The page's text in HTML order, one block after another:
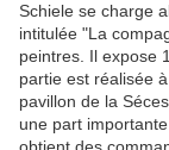
Schiele se charge
intitulée "La
peintres. Il expose
partie est réalisée
pavillon de la
une part